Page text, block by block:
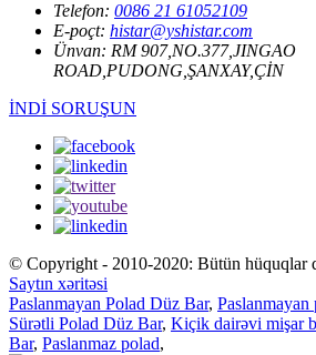
Telefon: 0086 21 61052109
E-poçt: histar@yshistar.com
Ünvan: RM 907,NO.377,JINGAO
ROAD,PUDONG,ŞANXAY,ÇİN
İNDİ SORUŞUN
© Copyright - 2010-2020: Bütün hüquqlar
Saytın xəritəsi
Paslanmayan Polad Düz Bar, Paslanmayan
Sürətli Polad Düz Bar, Kiçik dairəvi mişar
Bar, Paslanmaz polad,